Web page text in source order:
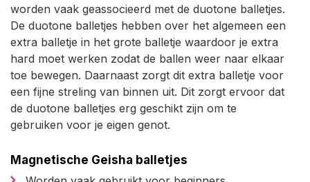
worden vaak geassocieerd met de duotone balletjes.
De duotone balletjes hebben over het algemeen een
extra balletje in het grote balletje waardoor je extra
hard moet werken zodat de ballen weer naar elkaar
toe bewegen. Daarnaast zorgt dit extra balletje voor
een fijne streling van binnen uit. Dit zorgt ervoor dat
de duotone balletjes erg geschikt zijn om te
gebruiken voor je eigen genot.
Magnetische Geisha balletjes